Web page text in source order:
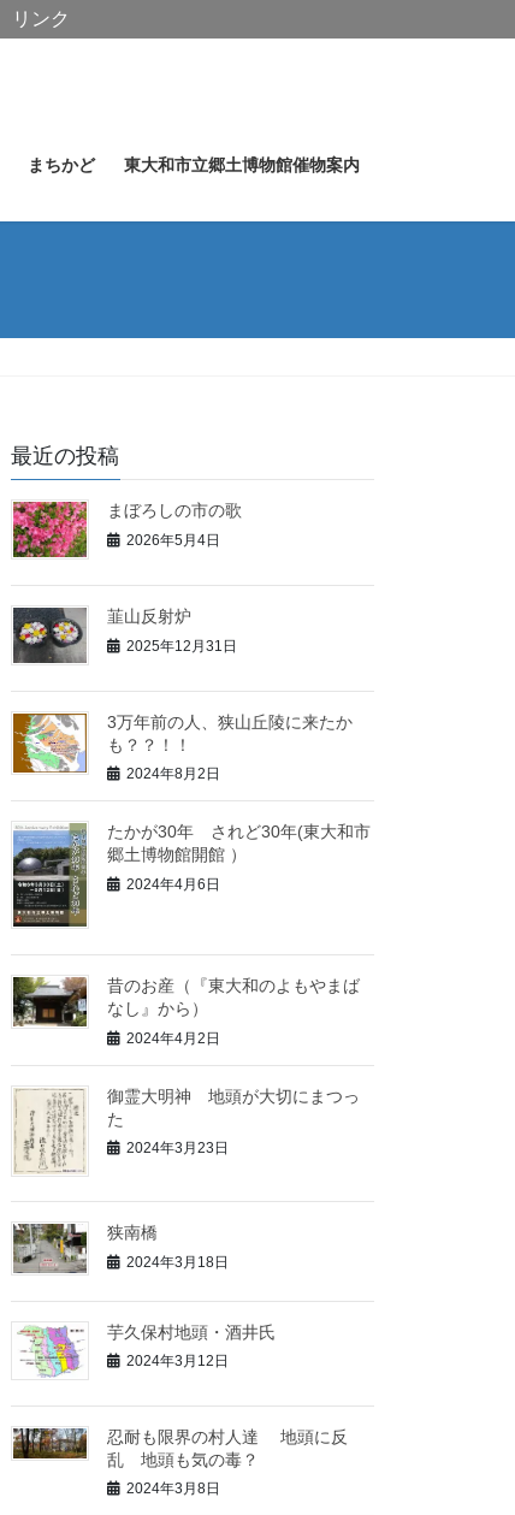
まちかど 東大和市立郷土博物館催物案内
最近の投稿
まぼろしの市の歌
2026年5月4日
韮山反射炉
2025年12月31日
3万年前の人、狭山丘陵に来たか
も？？！！
2024年8月2日
たかが30年 されど30年(東大和市
郷土博物館開館 ）
2024年4月6日
昔のお産（『東大和のよもやまば
なし』から）
2024年4月2日
御霊大明神 地頭が大切にまつっ
た
2024年3月23日
狭南橋
2024年3月18日
芋久保村地頭・酒井氏
2024年3月12日
忍耐も限界の村人達 地頭に反
乱 地頭も気の毒？
2024年3月8日
リンク